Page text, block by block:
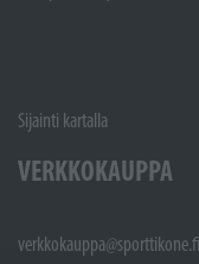
Sijainti kartalla
VERKKOKAUPPA
verkkokauppa@sporttikone.fi